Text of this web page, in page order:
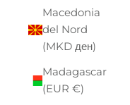
Macedonia
del Nord
(MKD ден)
Madagascar
(EUR €)